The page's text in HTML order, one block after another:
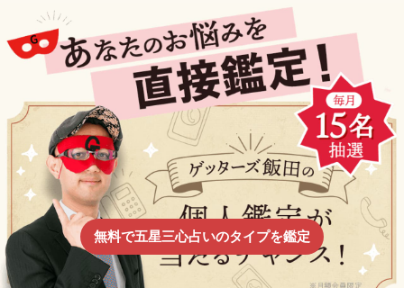
無料で五星三心占いのタイプを鑑定